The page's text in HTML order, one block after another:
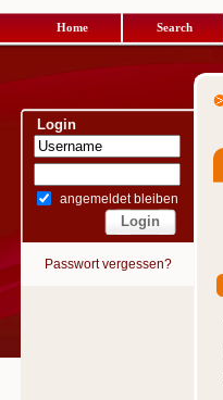
Home Search
Login
angemeldet bleiben
Passwort vergessen?